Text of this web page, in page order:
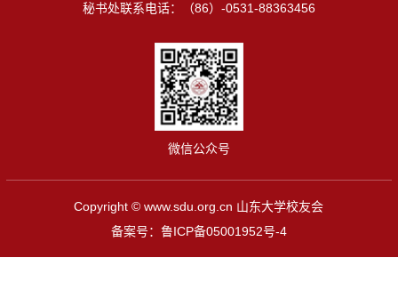
秘书处联系电话：（86）-0531-88363456
微信公众号
Copyright © www.sdu.org.cn 山东大学校友会
备案号： 鲁ICP备05001952号-4